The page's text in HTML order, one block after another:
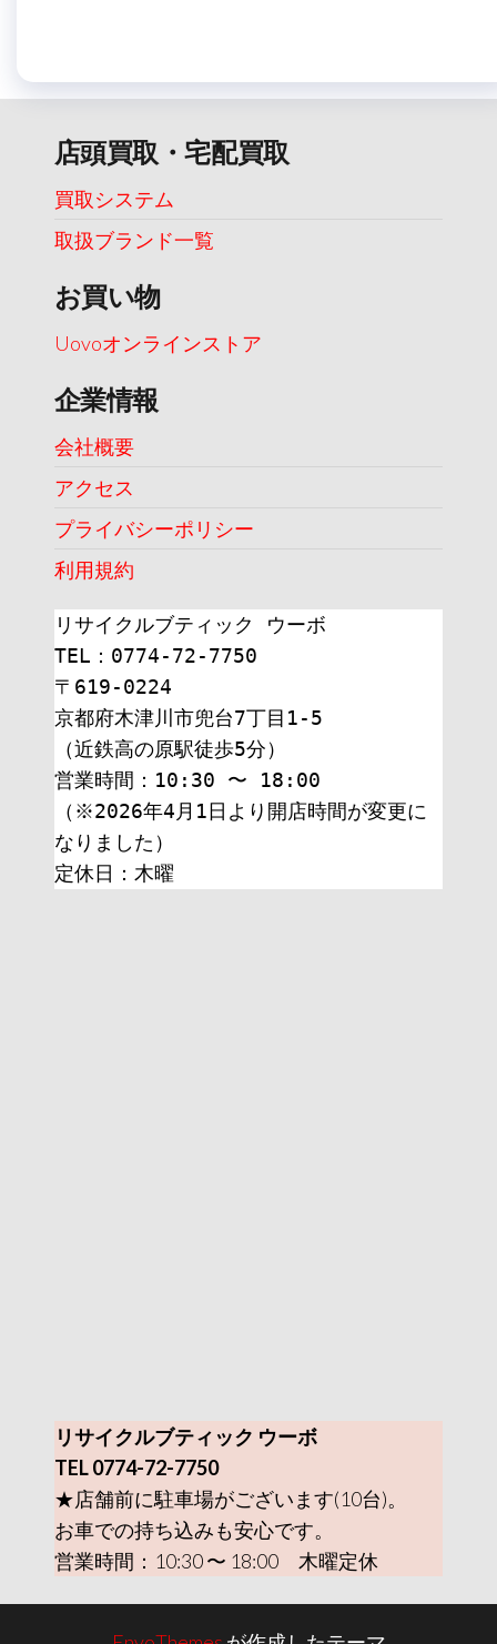
店頭買取・宅配買取
買取システム
取扱ブランド一覧
お買い物
Uovoオンラインストア
企業情報
会社概要
アクセス
プライバシーポリシー
利用規約
リサイクルブティック ウーボ
TEL：0774-72-7750
〒619-0224
京都府木津川市兜台7丁目1-5
（近鉄高の原駅徒歩5分）
営業時間：10:30 〜 18:00
（※2026年4月1日より開店時間が変更に
なりました）
定休日：木曜
リサイクルブティック ウーボ
TEL 0774-72-7750
★店舗前に駐車場がございます(10台)。
お車での持ち込みも安心です。
営業時間：10:30 〜 18:00 木曜定休